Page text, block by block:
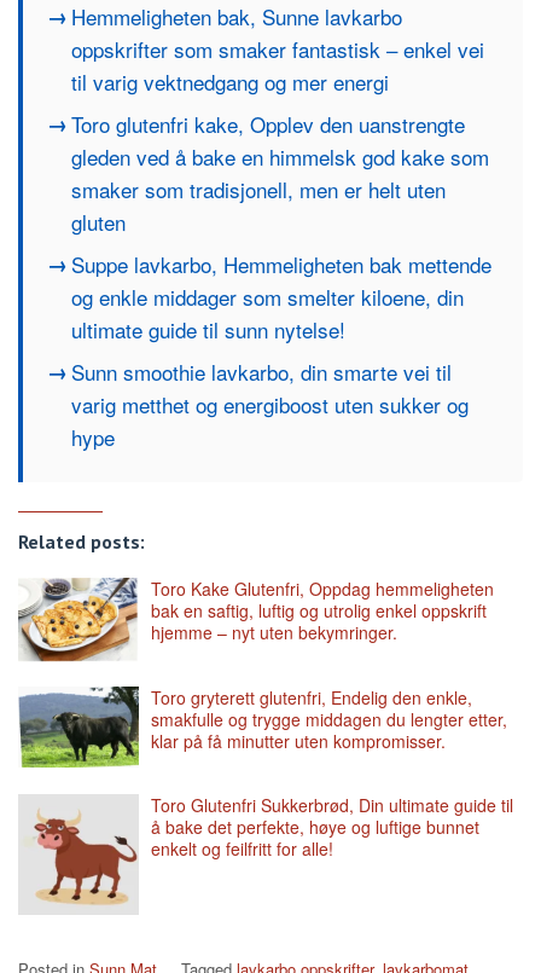
Hemmeligheten bak, Sunne lavkarbo
oppskrifter som smaker fantastisk – enkel vei
til varig vektnedgang og mer energi
Toro glutenfri kake, Opplev den uanstrengte
gleden ved å bake en himmelsk god kake som
smaker som tradisjonell, men er helt uten
gluten
Suppe lavkarbo, Hemmeligheten bak mettende
og enkle middager som smelter kiloene, din
ultimate guide til sunn nytelse!
Sunn smoothie lavkarbo, din smarte vei til
varig metthet og energiboost uten sukker og
hype
Related posts:
Toro Kake Glutenfri, Oppdag hemmeligheten
bak en saftig, luftig og utrolig enkel oppskrift
hjemme – nyt uten bekymringer.
Toro gryterett glutenfri, Endelig den enkle,
smakfulle og trygge middagen du lengter etter,
klar på få minutter uten kompromisser.
Toro Glutenfri Sukkerbrød, Din ultimate guide til
å bake det perfekte, høye og luftige bunnet
enkelt og feilfritt for alle!